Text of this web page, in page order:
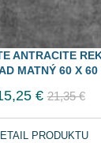
ANTRACITE
MATNÝ 60 X 60
€ 21,35 €
PRODUKTU